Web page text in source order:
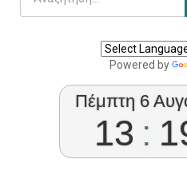
Powered by
Πέμπτη 6
13 :